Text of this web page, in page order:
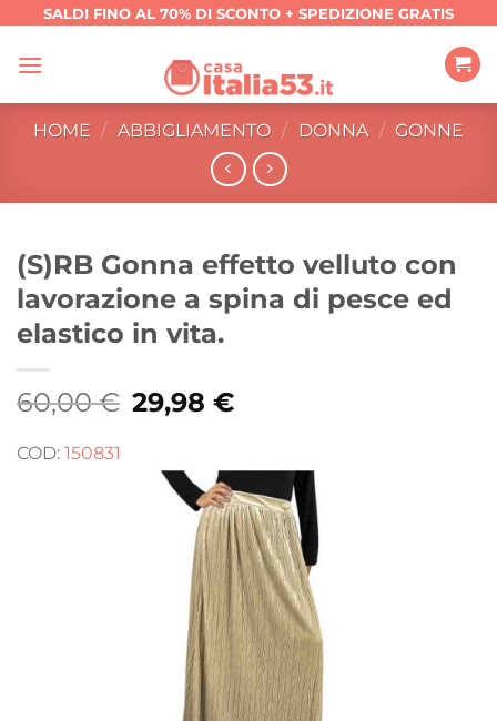
contenuti
SALDI FINO AL 70% DI SCONTO + SPEDIZIONE GRATIS
HOME / ABBIGLIAMENTO / DONNA / GONNE
(S)RB Gonna effetto velluto con
lavorazione a spina di pesce ed
elastico in vita.
60,00€ Il
prezzo
60,00 €.
29,98€Il
prezzo
29,98 €.
COD: 150831